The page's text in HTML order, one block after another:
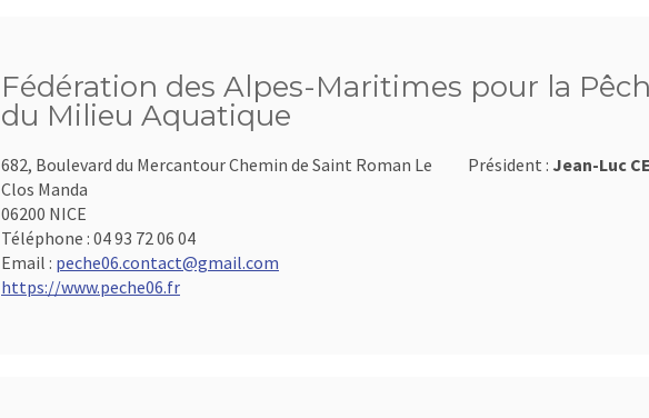
Fédération des Alpes-Maritimes pour la
du Milieu Aquatique
682, Boulevard du Mercantour Chemin de Saint Roman Le
Clos Manda
06200 NICE
Téléphone : 04 93 72 06 04
Email : peche06.contact@gmail.com
https://www.peche06.fr
Président : Jean-Luc